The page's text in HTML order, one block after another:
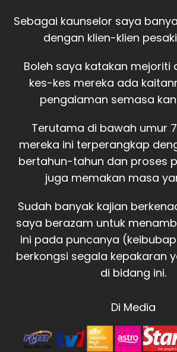
Sebagai kaunselor saya
dengan klien-klien
Boleh saya katakan mejoriti
kes-kes mereka ada
pengalaman semasa
Terutama di bawah umur
mereka ini terperangkap
bertahun-tahun dan proses
juga memakan masa
Sudah banyak kajian
saya berazam untuk
ini pada puncanya
berkongsi segala kepakaran
di bidang ini.
Di Media